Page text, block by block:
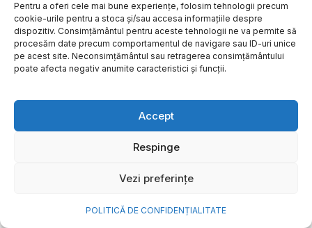
Pentru a oferi cele mai bune experiențe, folosim tehnologii precum
cookie-urile pentru a stoca și/sau accesa informațiile despre
dispozitiv. Consimțământul pentru aceste tehnologii ne va permite să
procesăm date precum comportamentul de navigare sau ID-uri unice
pe acest site. Neconsimțământul sau retragerea consimțământului
poate afecta negativ anumite caracteristici și funcții.
Accept
Respinge
Vezi preferințe
POLITICĂ DE CONFIDENȚIALITATE
Hortensia Năstase la
Zilele Biz: Fenomenul
de burnout a devenit
pandemic
Călătorește,
mănâncă, iubește!
fuziuni și achiziții în
Maracana, în lupta
împotriva COVID-19
la Doncafé
IMM-uri sunt